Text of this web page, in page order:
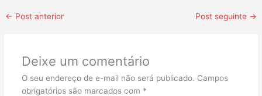
← Post anterior Post seguinte →
Deixe um comentário
O seu endereço de e-mail não será publicado. Campos
obrigatórios são marcados com *